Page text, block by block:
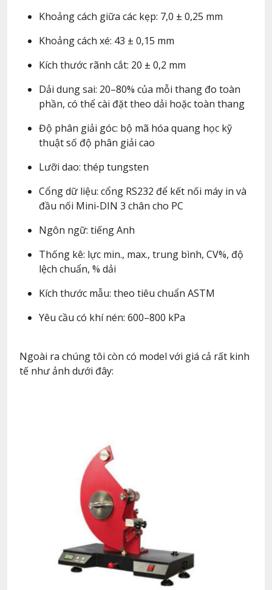
Khoảng cách giữa các kẹp: 7,0 ± 0,25 mm
Khoảng cách xé: 43 ± 0,15 mm
Kích thước rãnh cắt: 20 ± 0,2 mm
Dải dung sai: 20–80% của mỗi thang đo toàn
phần, có thể cài đặt theo dải hoặc toàn thang
Độ phân giải góc: bộ mã hóa quang học kỹ
thuật số độ phân giải cao
Lưỡi dao: thép tungsten
Cổng dữ liệu: cổng RS232 để kết nối máy in và
đầu nối Mini-DIN 3 chân cho PC
Ngôn ngữ: tiếng Anh
Thống kê: lực min., max., trung bình, CV%, độ
lệch chuẩn, % dải
Kích thước mẫu: theo tiêu chuẩn ASTM
Yêu cầu có khí nén: 600–800 kPa
Ngoài ra chúng tôi còn có model với giá cả rất kinh
tế như ảnh dưới đây: